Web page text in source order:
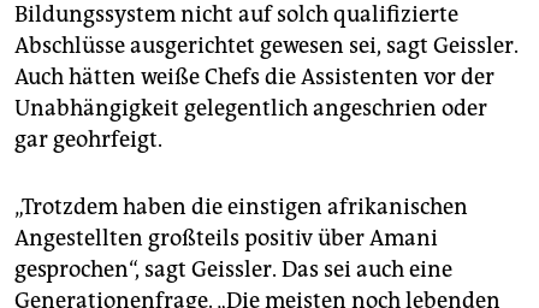
Bildungssystem nicht auf solch qualifizierte
Abschlüsse ausgerichtet gewesen sei, sagt Geissler.
Auch hätten weiße Chefs die Assistenten vor der
Unabhängigkeit gelegentlich angeschrien oder
gar geohrfeigt.
„Trotzdem haben die einstigen afrikanischen
Angestellten großteils positiv über Amani
gesprochen“, sagt Geissler. Das sei auch eine
Generationenfrage. „Die meisten noch lebenden